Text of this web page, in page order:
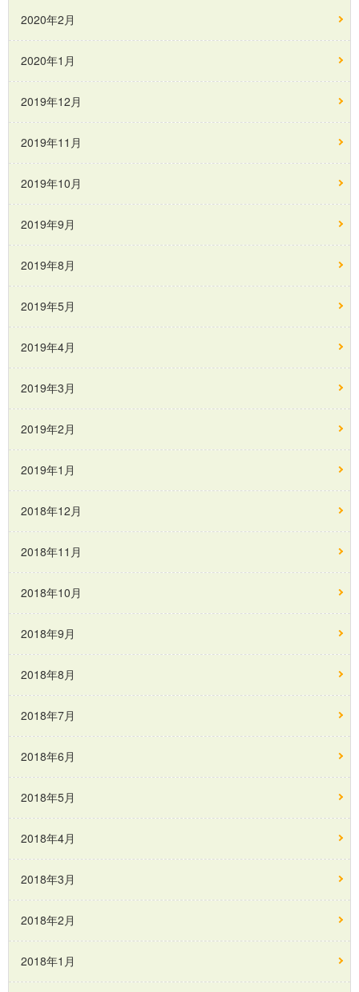
2020年2月
2020年1月
2019年12月
2019年11月
2019年10月
2019年9月
2019年8月
2019年5月
2019年4月
2019年3月
2019年2月
2019年1月
2018年12月
2018年11月
2018年10月
2018年9月
2018年8月
2018年7月
2018年6月
2018年5月
2018年4月
2018年3月
2018年2月
2018年1月